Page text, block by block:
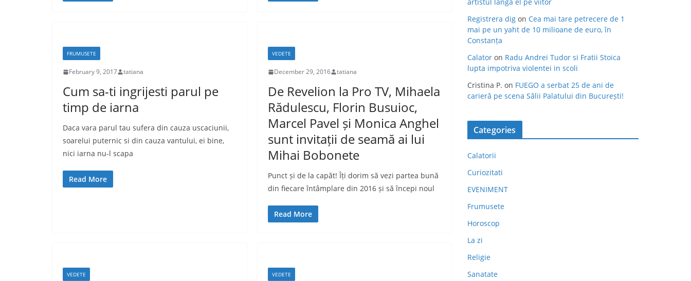
FRUMUSETE
February 9, 2017 tatiana
Cum sa-ti ingrijesti parul pe
timp de iarna
Daca vara parul tau sufera din cauza uscaciunii,
soarelui puternic si din cauza vantului, ei bine,
nici iarna nu-l scapa
Read More
VEDETE
December 29, 2016 tatiana
De Revelion la Pro TV, Mihaela
Rădulescu, Florin Busuioc,
Marcel Pavel și Monica Anghel
sunt invitații de seamă ai lui
Mihai Bobonete
Punct și de la capăt! Îți dorim să vezi partea bună
din fiecare întâmplare din 2016 și să începi noul
Read More
VEDETE VEDETE
Registrera dig on Cea mai tare petrecere de 1
mai pe un yaht de 10 milioane de euro, în
Constanța
Calator on Radu Andrei Tudor si Fratii Stoica
lupta impotriva violentei in scoli
Cristina P. on FUEGO a serbat 25 de ani de
carieră pe scena Sălii Palatului din București!
Categories
Calatorii
Curiozitati
EVENIMENT
Frumusete
Horoscop
La zi
Religie
Sanatate